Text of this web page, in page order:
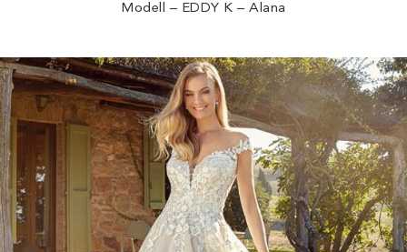
Modell – EDDY K – Alana